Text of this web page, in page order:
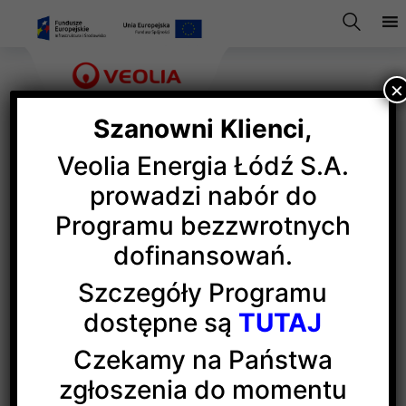
Zielone ciepło dla BSH
TUV SUD Polskawystawiła kolejny Certyfikat
Zielonej Energii, tym razem po raz pierwszy
za produkcję i sprzedaż ciepła pochodzącego
z odnawialnego źródła energii. Jest
on potwierdzeniem niezależnej jednostki
certyfikującej o spełnianiu przez przedsiębiorstwo
energetyczne celów redukcyjnych Unii Europejskiej.
Szanowni Klienci,
Veolia Energia Łódź S.A.
prowadzi nabór do
Programu bezzwrotnych
dofinansowań.
Szczegóły Programu
dostępne są TUTAJ
Czekamy na Państwa
zgłoszenia do momentu
×